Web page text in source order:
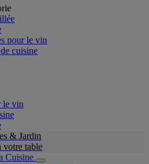
pour le vin
cuisine
le vin
& Jardin
votre table
Cuisine